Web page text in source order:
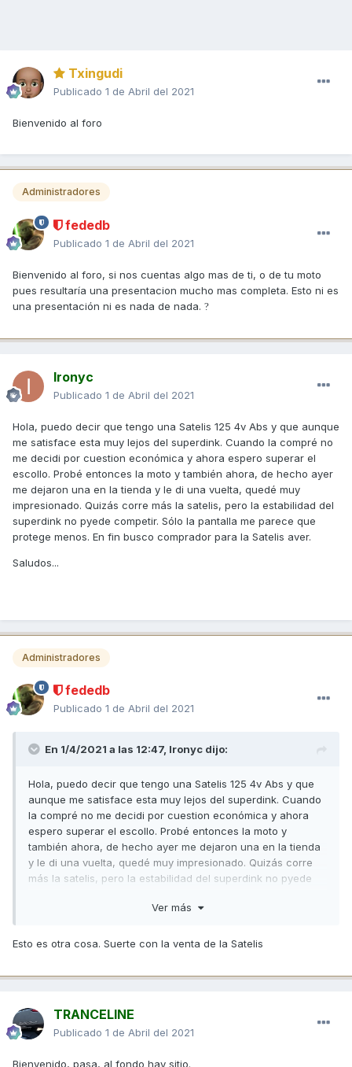
Txingudi
Publicado 1 de Abril del 2021
Bienvenido al foro
Administradores
fededb
Publicado 1 de Abril del 2021
Bienvenido al foro, si nos cuentas algo mas de ti, o de tu moto
pues resultaría una presentacion mucho mas completa. Esto ni es
una presentación ni es nada de nada. ?
Ironyc
Publicado 1 de Abril del 2021
Hola, puedo decir que tengo una Satelis 125 4v Abs y que aunque
me satisface esta muy lejos del superdink. Cuando la compré no
me decidi por cuestion económica y ahora espero superar el
escollo. Probé entonces la moto y también ahora, de hecho ayer
me dejaron una en la tienda y le di una vuelta, quedé muy
impresionado. Quizás corre más la satelis, pero la estabilidad del
superdink no pyede competir. Sólo la pantalla me parece que
protege menos. En fin busco comprador para la Satelis aver.
Saludos...
Administradores
fededb
Publicado 1 de Abril del 2021
En 1/4/2021 a las 12:47, Ironyc dijo:
Hola, puedo decir que tengo una Satelis 125 4v Abs y que
aunque me satisface esta muy lejos del superdink. Cuando
la compré no me decidi por cuestion económica y ahora
espero superar el escollo. Probé entonces la moto y
también ahora, de hecho ayer me dejaron una en la tienda
y le di una vuelta, quedé muy impresionado. Quizás corre
más la satelis, pero la estabilidad del superdink no pyede
fin busco comprador para la Satelis aver.
Ver más
Esto es otra cosa. Suerte con la venta de la Satelis
TRANCELINE
Publicado 1 de Abril del 2021
Bienvenido, pasa, al fondo hay sitio.